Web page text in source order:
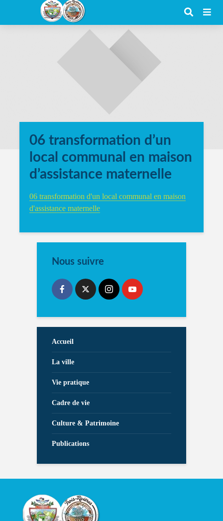
06 transformation d’un
local communal en maison
d’assistance maternelle
06 transformation d'un local communal en maison
d'assistance maternelle
Nous suivre
Accueil
La ville
Vie pratique
Cadre de vie
Culture & Patrimoine
Publications